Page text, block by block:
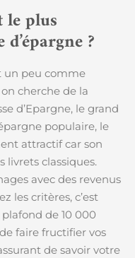
le plus
?
un peu comme
cherche de la
d’Epargne, le grand
populaire, le
attractif car son
livrets classiques.
avec des revenus
les critères, c’est
de 10 000
faire fructifier vos
de savoir votre